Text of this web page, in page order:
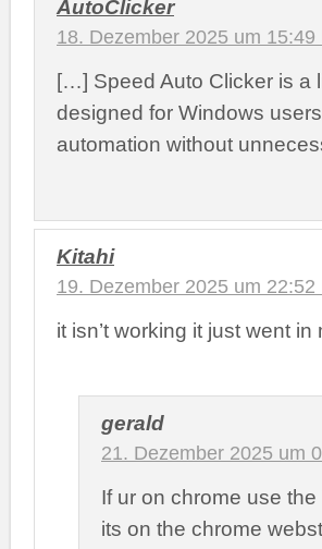
AutoClicker
18. Dezember 2025 um 15:49
[…] Speed Auto Clicker is a
designed for Windows
automation without
Kitahi
19. Dezember 2025 um 22:52
it isn’t working it just went in
gerald
21. Dezember 2025 um
If ur on chrome use
its on the chrome